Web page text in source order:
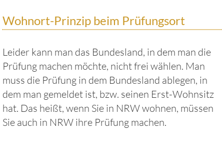
Wohnort-Prinzip beim Prüfungsort
Leider kann man das Bundesland, in dem man die
Prüfung machen möchte, nicht frei wählen. Man
muss die Prüfung in dem Bundesland ablegen, in
dem man gemeldet ist, bzw. seinen Erst-Wohnsitz
hat. Das heißt, wenn Sie in NRW wohnen, müssen
Sie auch in NRW ihre Prüfung machen.